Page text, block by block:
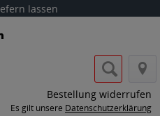
lassen
Bestellung widerrufen
Es gilt unsere Datenschutzerklärung